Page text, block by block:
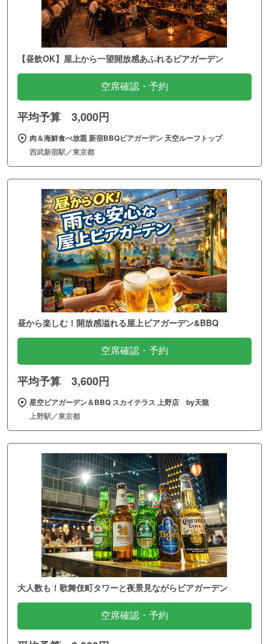
【昼飲OK】屋上から一望開放感あふれるビアガーデン
空席確認・予約
平均予算 3,000円
肉＆海鮮食べ放題 新宿BBQビアガーデン 天空ルーフトップ
西武新宿駅／東京都
昼から楽しむ！開放感溢れる屋上ビアガーデン&BBQ
空席確認・予約
平均予算 3,600円
星空ビアガーデン＆BBQ スカイテラス 上野店 by天龍
上野駅／東京都
大人数も！歌舞伎町タワーと夜景見ながらビアガーデン
空席確認・予約